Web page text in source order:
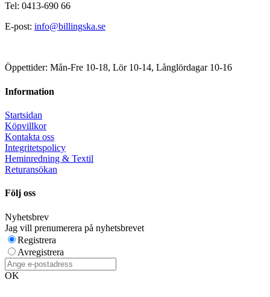
Tel: 0413-690 66
E-post: info@billingska.se
Öppettider: Mån-Fre 10-18, Lör 10-14, Långlördagar 10-16
Information
Startsidan
Köpvillkor
Kontakta oss
Integritetspolicy
Heminredning & Textil
Returansökan
Följ oss
Nyhetsbrev
Jag vill prenumerera på nyhetsbrevet
Registrera
Avregistrera
OK